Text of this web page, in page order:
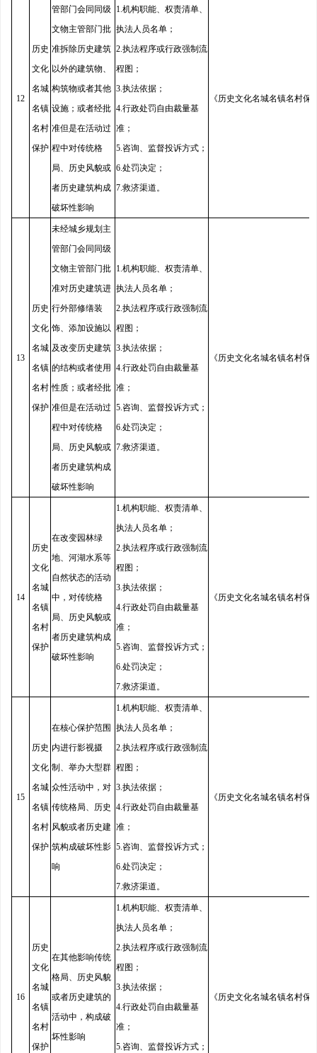
12
历史
文化
名城
名镇
名村
保护
管部门会同同级
文物主管部门批
准拆除历史建筑
以外的建筑物、
构筑物或者其他
设施；或者经批
准但是在活动过
程中对传统格
局、历史风貌或
者历史建筑构成
破坏性影响
1.机构职能、权责清单、
执法人员名单；
2.执法程序或行政强制流
程图；
3.执法依据；
4.行政处罚自由裁量基
准；
5.咨询、监督投诉方式；
6.处罚决定；
7.救济渠道。
《历史文化名城名镇名村保
13
历史
文化
名城
名镇
名村
保护
未经城乡规划主
管部门会同同级
文物主管部门批
准对历史建筑进
行外部修缮装
饰、添加设施以
及改变历史建筑
的结构或者使用
性质；或者经批
准但是在活动过
程中对传统格
局、历史风貌或
者历史建筑构成
破坏性影响
1.机构职能、权责清单、
执法人员名单；
2.执法程序或行政强制流
程图；
3.执法依据；
4.行政处罚自由裁量基
准；
5.咨询、监督投诉方式；
6.处罚决定；
7.救济渠道。
《历史文化名城名镇名村保
14
历史
文化
名城
名镇
名村
保护
在改变园林绿
地、河湖水系等
自然状态的活动
中，对传统格
局、历史风貌或
者历史建筑构成
破坏性影响
1.机构职能、权责清单、
执法人员名单；
2.执法程序或行政强制流
程图；
3.执法依据；
4.行政处罚自由裁量基
准；
5.咨询、监督投诉方式；
6.处罚决定；
7.救济渠道。
《历史文化名城名镇名村保
15
历史
文化
名城
名镇
名村
保护
在核心保护范围
内进行影视摄
制、举办大型群
众性活动中，对
传统格局、历史
风貌或者历史建
筑构成破坏性影
响
1.机构职能、权责清单、
执法人员名单；
2.执法程序或行政强制流
程图；
3.执法依据；
4.行政处罚自由裁量基
准；
5.咨询、监督投诉方式；
6.处罚决定；
7.救济渠道。
《历史文化名城名镇名村保
16
历史
文化
名城
名镇
名村
保护
在其他影响传统
格局、历史风貌
或者历史建筑的
活动中，构成破
坏性影响
1.机构职能、权责清单、
执法人员名单；
2.执法程序或行政强制流
程图；
3.执法依据；
4.行政处罚自由裁量基
准；
5.咨询、监督投诉方式；
《历史文化名城名镇名村保